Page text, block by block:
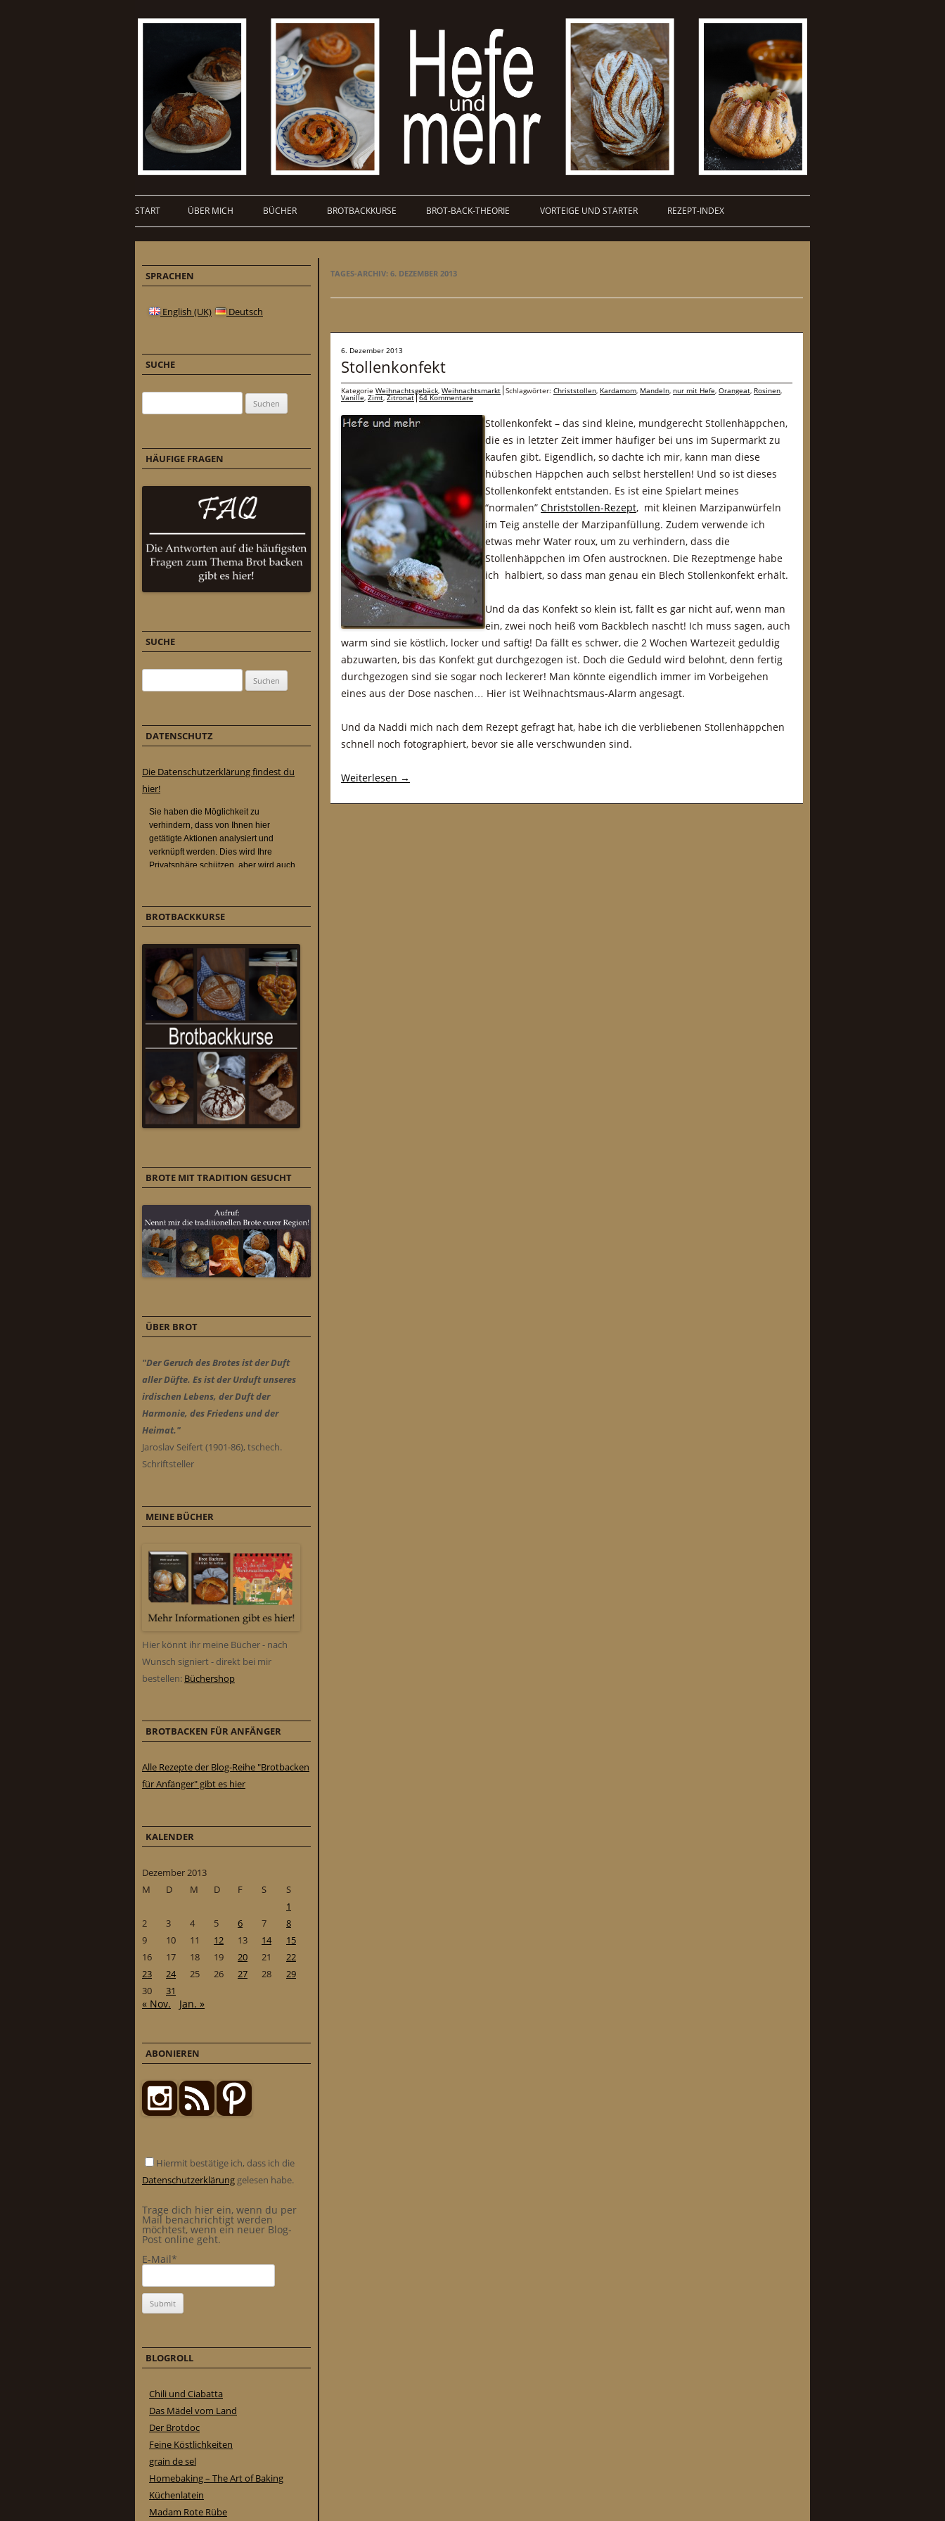
START ÜBER MICH BÜCHER BROTBACKKURSE BROT-BACK-THEORIE VORTEIGE UND STARTER REZEPT-INDEX
TAGES-ARCHIV: 6. DEZEMBER 2013
6. Dezember 2013
Stollenkonfekt
Kategorie Weihnachtsgebäck, Weihnachtsmarkt Schlagwörter: Christstollen, Kardamom, Mandeln, nur mit Hefe, Orangeat, Rosinen,
Vanille, Zimt,Zitronat 64 Kommentare
Stollenkonfekt – das sind kleine, mundgerecht Stollenhäppchen,
die es in letzter Zeit immer häufiger bei uns im Supermarkt zu
kaufen gibt. Eigendlich, so dachte ich mir, kann man diese
hübschen Häppchen auch selbst herstellen! Und so ist dieses
Stollenkonfekt entstanden. Es ist eine Spielart meines
“normalen” Christstollen-Rezept, mit kleinen Marzipanwürfeln
im Teig anstelle der Marzipanfüllung. Zudem verwende ich
etwas mehr Water roux, um zu verhindern, dass die
Stollenhäppchen im Ofen austrocknen. Die Rezeptmenge habe
ich halbiert, so dass man genau ein Blech Stollenkonfekt erhält.
Und da das Konfekt so klein ist, fällt es gar nicht auf, wenn man
ein, zwei noch heiß vom Backblech nascht! Ich muss sagen, auch
warm sind sie köstlich, locker und saftig! Da fällt es schwer, die 2 Wochen Wartezeit geduldig
abzuwarten, bis das Konfekt gut durchgezogen ist. Doch die Geduld wird belohnt, denn fertig
durchgezogen sind sie sogar noch leckerer! Man könnte eigendlich immer im Vorbeigehen
eines aus der Dose naschen… Hier ist Weihnachtsmaus-Alarm angesagt.
Und da Naddi mich nach dem Rezept gefragt hat, habe ich die verbliebenen Stollenhäppchen
schnell noch fotographiert, bevor sie alle verschwunden sind.
Weiterlesen →
SPRACHEN
English (UK) Deutsch
SUCHE
HÄUFIGE FRAGEN
SUCHE
DATENSCHUTZ
Die Datenschutzerklärung findest du
hier!
BROTBACKKURSE
BROTE MIT TRADITION GESUCHT
ÜBER BROT
"Der Geruch des Brotes ist der Duft
aller Düfte. Es ist der Urduft unseres
irdischen Lebens, der Duft der
Harmonie, des Friedens und der
Heimat."
Jaroslav Seifert (1901-86), tschech.
Schriftsteller
MEINE BÜCHER
Hier könnt ihr meine Bücher - nach
Wunsch signiert - direkt bei mir
bestellen: Büchershop
BROTBACKEN FÜR ANFÄNGER
Alle Rezepte der Blog-Reihe "Brotbacken
für Anfänger" gibt es hier
KALENDER
Dezember 2013
M
D M D F S
S
1
2
3 4 5 6 7
8
9
10 11 12 13 14
15
16
17 18 19 20 21
22
23
24 25 26 27 28
29
30
31
« Nov. Jan. »
ABONIEREN
Hiermit bestätige ich, dass ich die
Datenschutzerklärung gelesen habe.
Trage dich hier ein, wenn du per
Mail benachrichtigt werden
möchtest, wenn ein neuer Blog-
Post online geht.
E-Mail*
BLOGROLL
Chili und Ciabatta
Das Mädel vom Land
Der Brotdoc
Feine Köstlichkeiten
grain de sel
Homebaking – The Art of Baking
Küchenlatein
Madam Rote Rübe